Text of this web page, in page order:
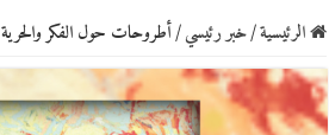
الرئيسية/خبر رئيسي/أطروحات حول الفكر والحرية